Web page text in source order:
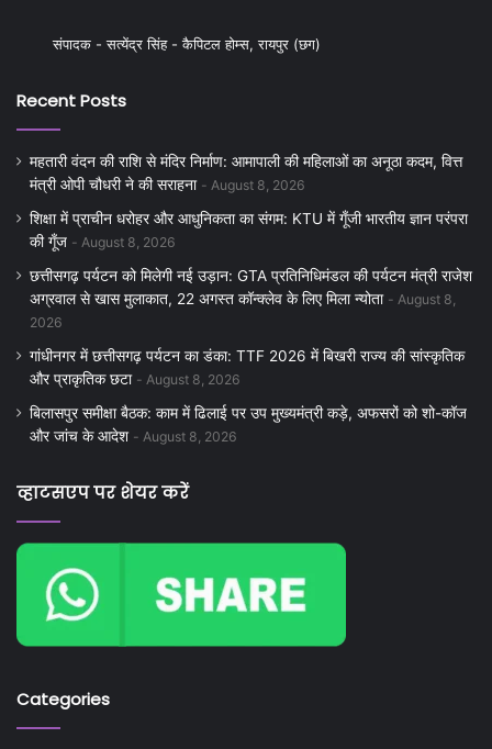
संपादक - सत्येंद्र सिंह - कैपिटल होम्स, रायपुर (छग)
Recent Posts
महतारी वंदन की राशि से मंदिर निर्माण: आमापाली की महिलाओं का अनूठा कदम, वित्त
मंत्री ओपी चौधरी ने की सराहना
August 8, 2026
शिक्षा में प्राचीन धरोहर और आधुनिकता का संगम: KTU में गूँजी भारतीय ज्ञान परंपरा
की गूँज
August 8, 2026
छत्तीसगढ़ पर्यटन को मिलेगी नई उड़ान: GTA प्रतिनिधिमंडल की पर्यटन मंत्री राजेश
अग्रवाल से खास मुलाकात, 22 अगस्त कॉन्क्लेव के लिए मिला न्योता
August 8,
2026
गांधीनगर में छत्तीसगढ़ पर्यटन का डंका: TTF 2026 में बिखरी राज्य की सांस्कृतिक
और प्राकृतिक छटा
August 8, 2026
बिलासपुर समीक्षा बैठक: काम में ढिलाई पर उप मुख्यमंत्री कड़े, अफसरों को शो-कॉज
और जांच के आदेश
August 8, 2026
व्हाटसएप पर शेयर करें
Categories